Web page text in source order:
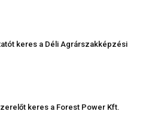
keres a Déli Agrárszakképzési
keres a Forest Power Kft.